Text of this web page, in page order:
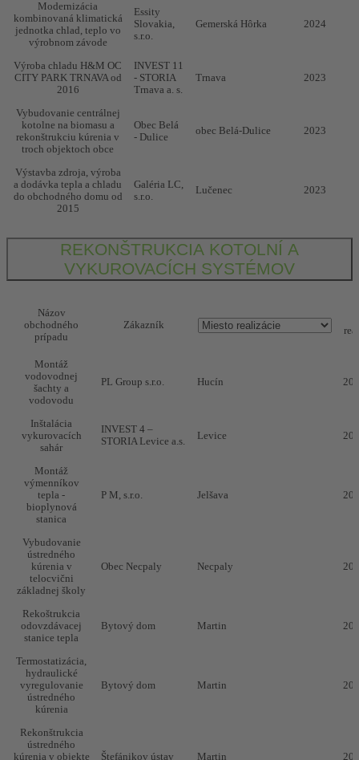
Modernizácia
kombinovaná klimatická
jednotka chlad, teplo vo
výrobnom závode
Essity
Slovakia,
s.r.o.
Gemerská Hôrka 2024
Výroba chladu H&M OC
CITY PARK TRNAVA od
2016
INVEST 11
- STORIA
Trnava a. s.
Trnava 2023
Vybudovanie centrálnej
kotolne na biomasu a
rekonštrukciu kúrenia v
troch objektoch obce
Obec Belá
- Dulice
obec Belá-Dulice 2023
Výstavba zdroja, výroba
a dodávka tepla a chladu
do obchodného domu od
2015
Galéria LC,
s.r.o.
Lučenec 2023
REKONŠTRUKCIA KOTOLNÍ A
VYKUROVACÍCH SYSTÉMOV
Názov
obchodného
prípadu
Zákazník
Montáž
vodovodnej
šachty a
vodovodu
PL Group s.r.o. Hucín
Inštalácia
vykurovacích
sahár
INVEST 4 –
STORIA Levice a.s.
Levice
Montáž
výmenníkov
tepla -
bioplynová
stanica
P M, s.r.o. Jelšava
Vybudovanie
ústredného
kúrenia v
telocvični
základnej školy
Obec Necpaly Necpaly
Rekoštrukcia
odovzdávacej
stanice tepla
Bytový dom Martin
Termostatizácia,
hydraulické
vyregulovanie
ústredného
kúrenia
Bytový dom Martin
Rekonštrukcia
ústredného
kúrenia v objekte
Štefánikov ústav Martin